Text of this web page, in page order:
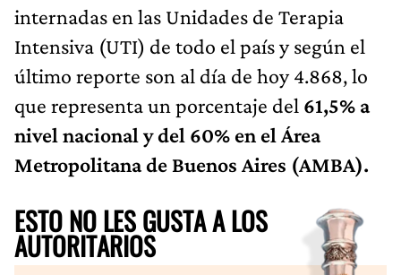
internadas en las Unidades de Terapia
Intensiva (UTI) de todo el país y según el
último reporte son al día de hoy 4.868, lo
que representa un porcentaje del 61,5% a
nivel nacional y del 60% en el Área
Metropolitana de Buenos Aires (AMBA).
ESTO NO LES GUSTA A LOS
AUTORITARIOS